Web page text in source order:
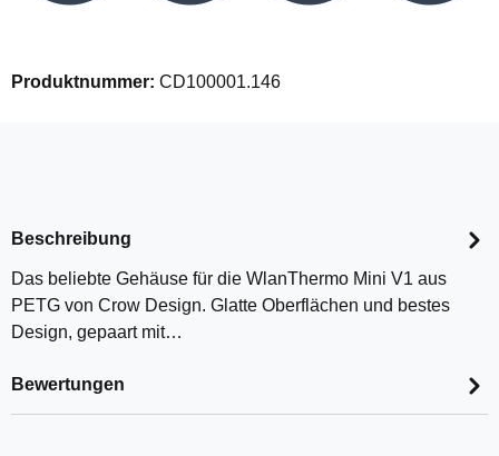
Produktnummer: CD100001.146
Beschreibung
Das beliebte Gehäuse für die WlanThermo Mini V1 aus
PETG von Crow Design. Glatte Oberflächen und bestes
Design, gepaart mit…
Bewertungen